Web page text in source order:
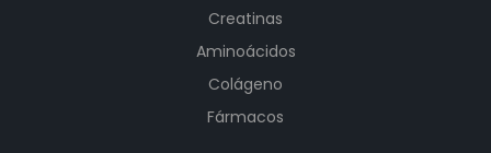
Creatinas
Aminoácidos
Colágeno
Fármacos